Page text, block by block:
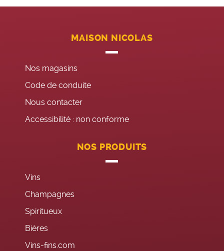
MAISON NICOLAS
Nos magasins
Code de conduite
Nous contacter
Accessibilité : non conforme
NOS PRODUITS
Vins
Champagnes
Spiritueux
Bières
Vins-fins.com